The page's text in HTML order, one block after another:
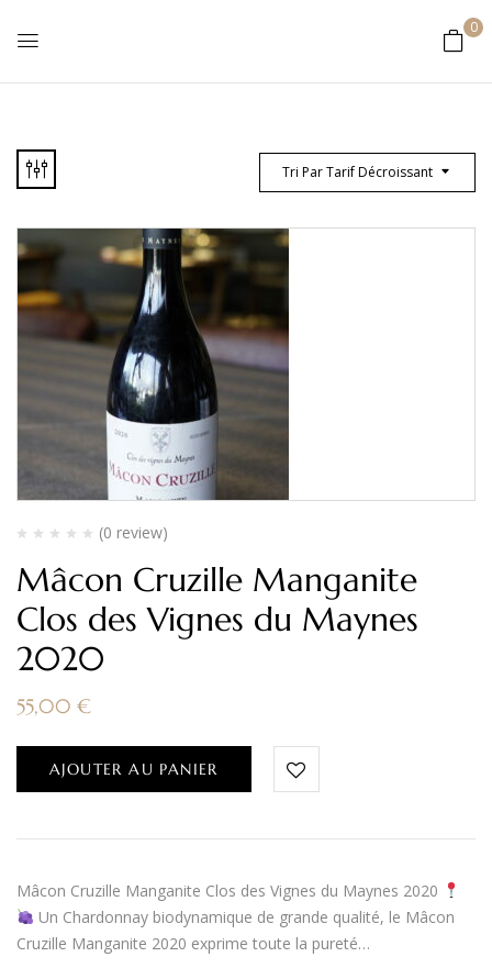
0
Tri Par Tarif Décroissant
(0 review)
Mâcon Cruzille Manganite
Clos des Vignes du Maynes
2020
55,00 €
AJOUTER AU PANIER
Mâcon Cruzille Manganite Clos des Vignes du Maynes 2020
Un Chardonnay biodynamique de grande qualité, le Mâcon
Cruzille Manganite 2020 exprime toute la pureté…